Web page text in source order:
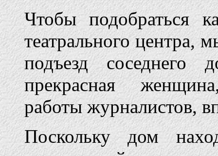
Чтобы подобраться
театрального центра,
подъезд
прекрасная
работы журналистов,
Поскольку дом